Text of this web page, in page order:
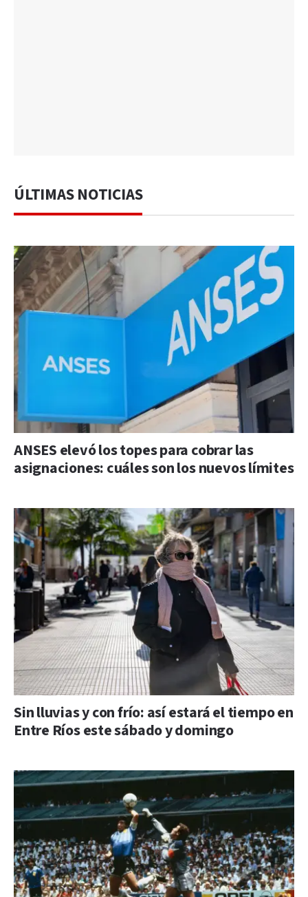
ÚLTIMAS NOTICIAS
ANSES elevó los topes para cobrar las
asignaciones: cuáles son los nuevos límites
Sin lluvias y con frío: así estará el tiempo en
Entre Ríos este sábado y domingo